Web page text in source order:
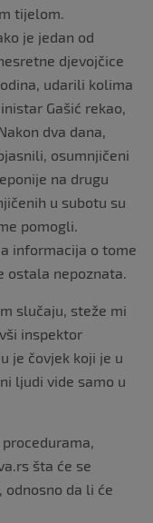
tijelom.
je jedan od
djevojčice
udarili kolima
Gašić rekao,
dva dana,
osumnjičeni
na drugu
u subotu su
pomogli.
informacija o tome
ostala nepoznata.
slučaju, steže mi
inspektor
je čovjek koji je u
ljudi vide samo u
šta će se
da li će